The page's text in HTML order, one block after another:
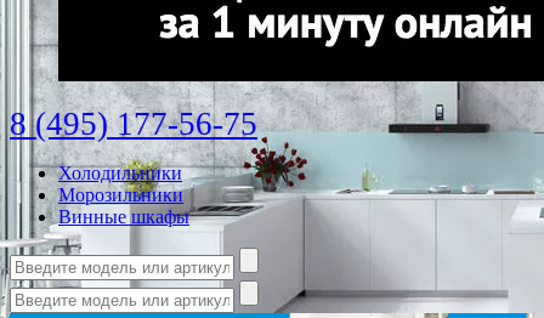
8 (495) 177-56-75
Холодильники
Морозильники
Винные шкафы